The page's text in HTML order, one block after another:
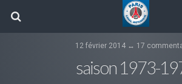
12 février 2014 ↔ 17
saison 1973-